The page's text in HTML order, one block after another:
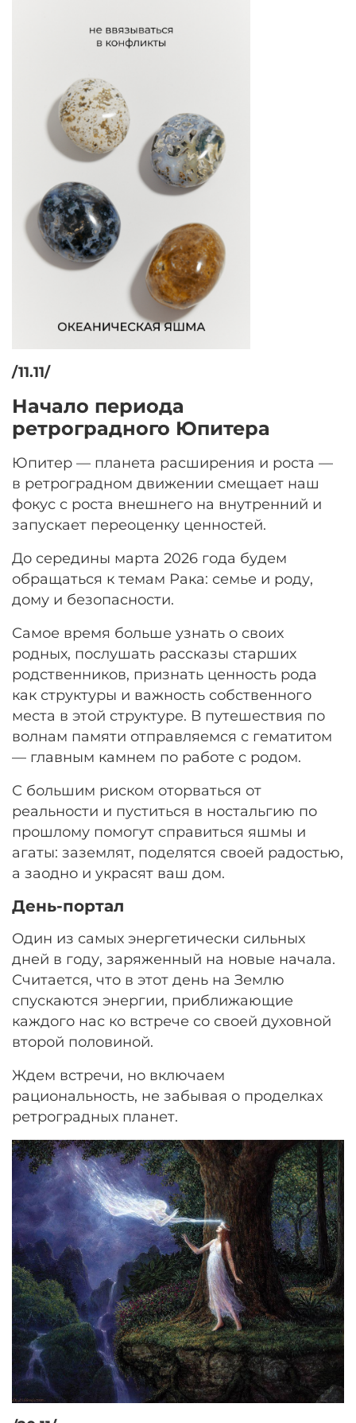
/11.11/
Начало периода
ретроградного Юпитера
Юпитер — планета расширения и роста —
в ретроградном движении смещает наш
фокус с роста внешнего на внутренний и
запускает переоценку ценностей.
До середины марта 2026 года будем
обращаться к темам Рака: семье и роду,
дому и безопасности.
Самое время больше узнать о своих
родных, послушать рассказы старших
родственников, признать ценность рода
как структуры и важность собственного
места в этой структуре. В путешествия по
волнам памяти отправляемся с гематитом
— главным камнем по работе с родом.
С большим риском оторваться от
реальности и пуститься в ностальгию по
прошлому помогут справиться яшмы и
агаты: заземлят, поделятся своей радостью,
а заодно и украсят ваш дом.
День-портал
Один из самых энергетически сильных
дней в году, заряженный на новые начала.
Считается, что в этот день на Землю
спускаются энергии, приближающие
каждого нас ко встрече со своей духовной
второй половиной.
Ждем встречи, но включаем
рациональность, не забывая о проделках
ретроградных планет.